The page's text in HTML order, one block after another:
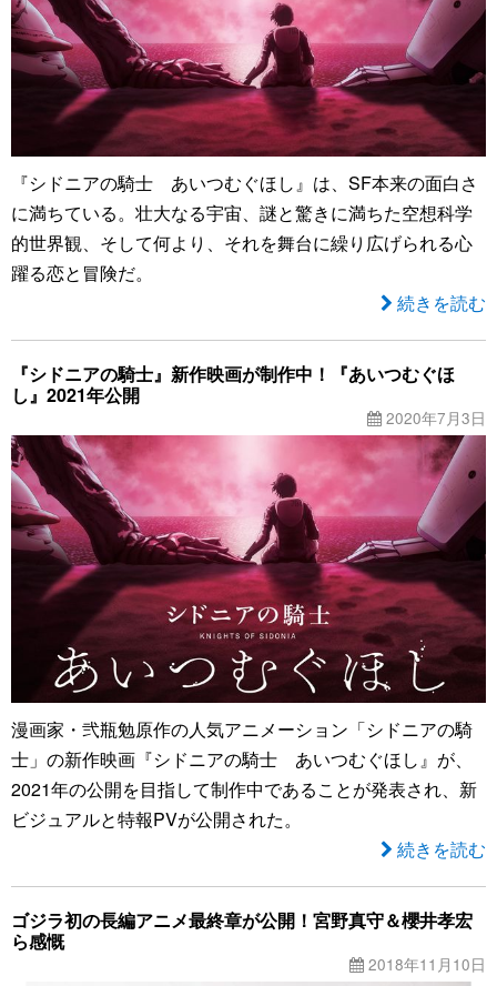
『シドニアの騎士 あいつむぐほし』は、SF本来の面白さ
に満ちている。壮大なる宇宙、謎と驚きに満ちた空想科学
的世界観、そして何より、それを舞台に繰り広げられる心
躍る恋と冒険だ。
続きを読む
『シドニアの騎士』新作映画が制作中！『あいつむぐほ
し』2021年公開
2020年7月3日
漫画家・弐瓶勉原作の人気アニメーション「シドニアの騎
士」の新作映画『シドニアの騎士 あいつむぐほし』が、
2021年の公開を目指して制作中であることが発表され、新
ビジュアルと特報PVが公開された。
続きを読む
ゴジラ初の長編アニメ最終章が公開！宮野真守＆櫻井孝宏
ら感慨
2018年11月10日